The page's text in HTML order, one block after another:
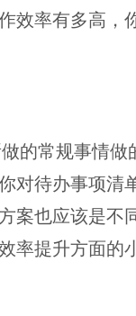
效率有多高，
的常规事情
对待办事项清
案也应该是不
提升方面的